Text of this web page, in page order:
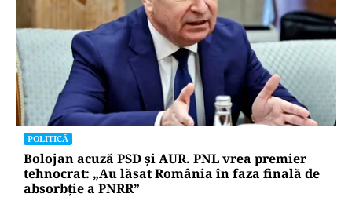
POLITICĂ
Bolojan acuză PSD și AUR. PNL vrea premier
tehnocrat: „Au lăsat România în faza finală de
absorbţie a PNRR”